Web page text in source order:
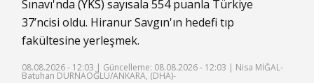
Sınavı'nda (YKS) sayısala 554 puanla Türkiye
37’ncisi oldu. Hiranur Savgın'ın hedefi tıp
fakültesine yerleşmek.
08.08.2026 - 12:03 | Güncelleme: 08.08.2026 - 12:03 | Nisa MİĞAL-
Batuhan DURNAOĞLU/ANKARA, (DHA)-